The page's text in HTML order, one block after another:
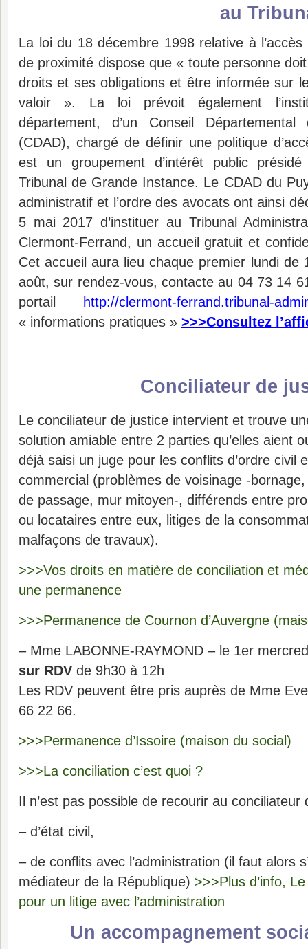
au
La loi du 18 décembre 1998 relative à
de proximité dispose que « toute personne
droits et ses obligations et être informée sur
valoir ». La loi prévoit également
département, d’un Conseil
(CDAD), chargé de définir une politique
est un groupement d’intérêt public
Tribunal de Grande Instance. Le CDAD du
administratif et l’ordre des avocats ont ainsi
5 mai 2017 d’instituer au Tribunal
Clermont-Ferrand, un accueil gratuit et
Cet accueil aura lieu chaque premier lundi de
août, sur rendez-vous, contacte au 04 73 14
portail
http://clermont-ferrand.tribunal-
« informations pratiques » >>>Consultez
Conciliateur de
Le conciliateur de justice intervient et trouve
solution amiable entre 2 parties qu’elles aient
déjà saisi un juge pour les conflits d’ordre civil
commercial (problèmes de voisinage -
de passage, mur mitoyen-, différends entre
ou locataires entre eux, litiges de la
malfaçons de travaux).
>>>Vos droits en matière de conciliation et
une permanence
>>>Permanence de Cournon d’Auvergne
– Mme LABONNE-RAYMOND – le 1er
sur RDV de 9h30 à 12h
Les RDV peuvent être pris auprès de Mme
66 22 66.
>>>Permanence d’Issoire (maison du social)
>>>La conciliation c’est quoi ?
Il n’est pas possible de recourir au
– d’état civil,
– de conflits avec l’administration (il faut alors
médiateur de la République) >>>Plus d’info,
pour un litige avec l’administration
Un accompagnement